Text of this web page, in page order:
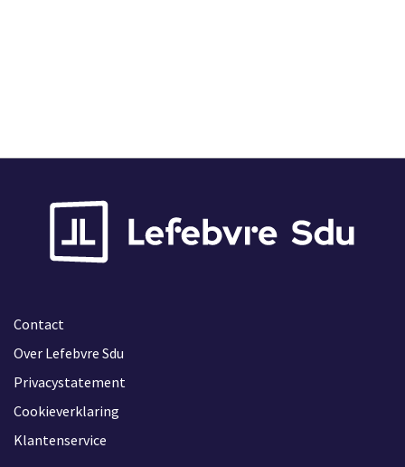
Contact
Over Lefebvre Sdu
Privacystatement
Cookieverklaring
Klantenservice